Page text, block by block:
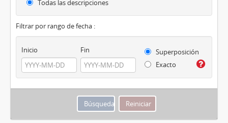
Todas las descripciones
Filtrar por rango de fecha :
Inicio Fin
Superposición
Exacto